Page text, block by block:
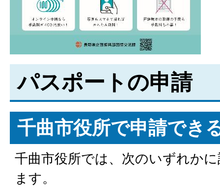
パスポートの申請
千曲市役所で申請でき
千曲市役所では、次のいずれか
ます。